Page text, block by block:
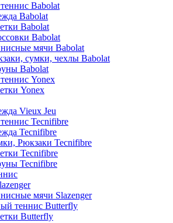
Babolat
Babolat
Babolat
Babolat
мячи Babolat
сумки, чехлы Babolat
Babolat
Yonex
Yonex
Vieux Jeu
Tecnifibre
Tecnifibre
Рюкзаки Tecnifibre
Tecnifibre
Tecnifibre
мячи Slazenger
теннис Butterfly
Butterfly